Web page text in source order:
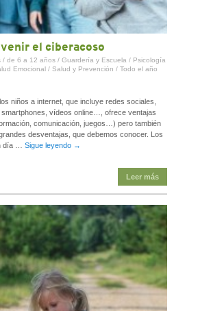
el ciberacoso
/ de 6 a 12 años / Guardería y Escuela / Psicología
Emocional / Salud y Prevención / Todo el año
niños a internet, que incluye redes sociales,
smartphones, vídeos online…, ofrece ventajas
comunicación, juegos…) pero también
desventajas, que debemos conocer. Los
día … Sigue leyendo →
Leer más